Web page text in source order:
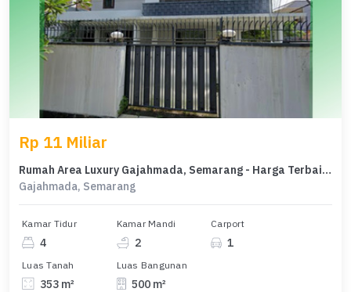
Rp 11 Miliar
Rumah Area Luxury Gajahmada, Semarang - Harga Terbaik 11 Miliar
Gajahmada, Semarang
Kamar Tidur
4
Kamar Mandi
2
Carport
1
Luas Tanah
353 m²
Luas Bangunan
500 m²